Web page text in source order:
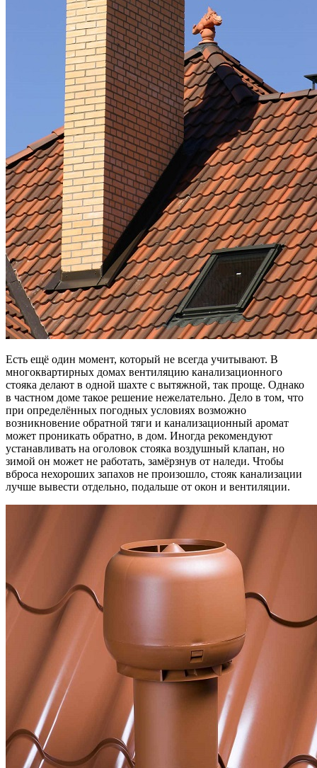
Есть ещё один момент, который не всегда учитывают. В
многоквартирных домах вентиляцию канализационного
стояка делают в одной шахте с вытяжной, так проще. Однако
в частном доме такое решение нежелательно. Дело в том, что
при определённых погодных условиях возможно
возникновение обратной тяги и канализационный аромат
может проникать обратно, в дом. Иногда рекомендуют
устанавливать на оголовок стояка воздушный клапан, но
зимой он может не работать, замёрзнув от наледи. Чтобы
вброса нехороших запахов не произошло, стояк канализации
лучше вывести отдельно, подальше от окон и вентиляции.